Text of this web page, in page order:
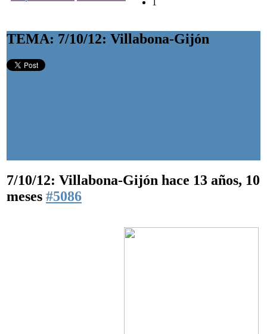
TEMA: 7/10/12: Villabona-Gijón
7/10/12: Villabona-Gijón hace 13 años, 10
meses #5086